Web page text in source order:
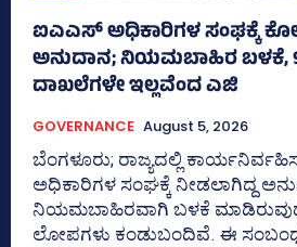
ಐಎಎಸ್‌ ಅಧಿಕಾರಿಗಳ ಸಂಘಕ್ಕೆ
ಅನುದಾನ; ನಿಯಮಬಾಹಿರ ಬಳಕೆ,
ದಾಖಲೆಗಳೇ ಇಲ್ಲವೆಂದ ಎಜಿ
GOVERNANCE August 5, 2026
ಬೆಂಗಳೂರು; ರಾಜ್ಯದಲ್ಲಿ
ಅಧಿಕಾರಿಗಳ ಸಂಘಕ್ಕೆ ನೀಡಲಾಗಿದ್ದ
ನಿಯಮಬಾಹಿರವಾಗಿ ಬಳಕೆ
ಲೋಪಗಳು ಕಂಡುಬಂದಿವೆ. ಈ